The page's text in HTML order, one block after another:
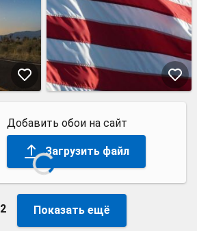
Добавить обои на сайт
Загрузить файл
2 Показать ещё